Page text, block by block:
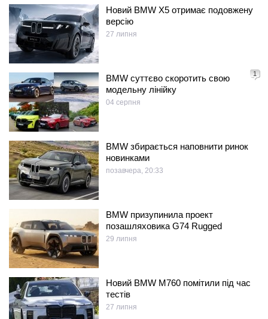
Новий BMW X5 отримає подовжену
версію
27 липня
1
BMW суттєво скоротить свою
модельну лінійку
04 серпня
BMW збирається наповнити ринок
новинками
позавчера, 20:33
BMW призупинила проект
позашляховика G74 Rugged
29 липня
Новий BMW M760 помітили під час
тестів
27 липня